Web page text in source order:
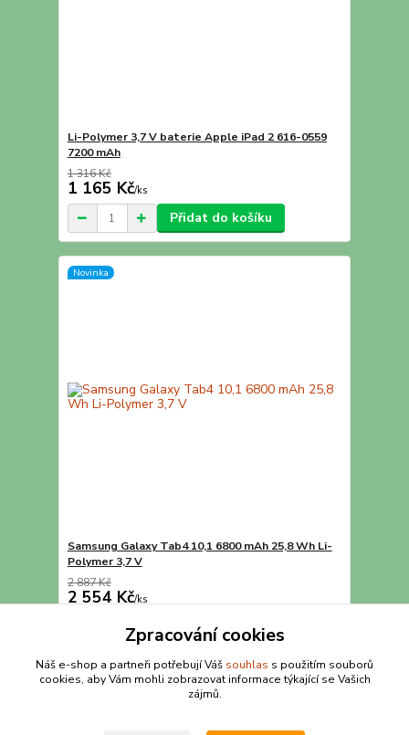
Li-Polymer 3,7 V baterie Apple iPad 2 616-0559
7200 mAh
1 316 Kč
1 165 Kč/ks
Přidat do košíku
Novinka
Samsung Galaxy Tab4 10,1 6800 mAh 25,8 Wh Li-
Polymer 3,7 V
2 887 Kč
2 554 Kč/ks
Přidat do košíku
strana z 1
Zpracování cookies
Náš e-shop a partneři potřebují Váš souhlas s použitím souborů
cookies, aby Vám mohli zobrazovat informace týkající se Vašich
zájmů.